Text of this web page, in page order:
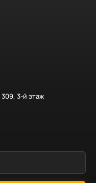
3-й этаж